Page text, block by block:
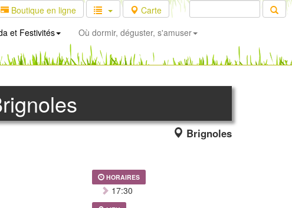
Boutique en ligne
Carte
et Festivités Où dormir, déguster, s'amuser
Brignoles
HORAIRES
17:30